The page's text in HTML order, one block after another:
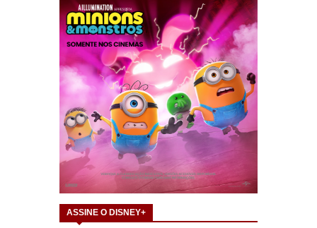
ASSINE O DISNEY+